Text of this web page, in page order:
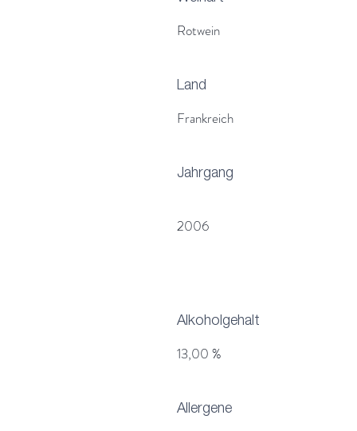
Rotwein
Land
Frankreich
Jahrgang
2006
Alkoholgehalt
13,00 %
Allergene